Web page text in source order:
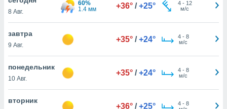
действия
на веб-
основе.
8 Авг.
60%
1.4 мм
+36° / +25° 4- 12
м/с
завтра
9 Авг.
+35° / +24° 4- 8
м/с
понедельник
10 Авг.
+35° / +24° 4- 8
м/с
вторник
+36° / +25° 4- 8